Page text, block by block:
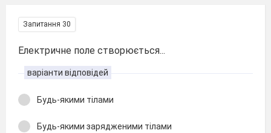
Запитання 30
Електричне поле створюється...
варіанти відповідей
Будь-якими тілами
Будь-якими зарядженими тілами